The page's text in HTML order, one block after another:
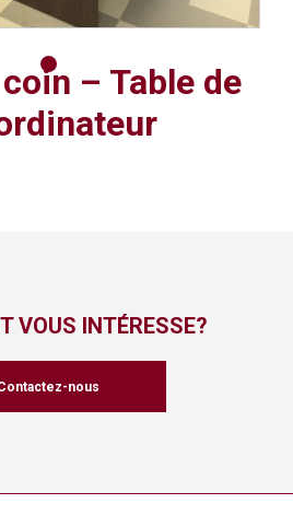
– Table de
VOUS INTÉRESSE?
nous